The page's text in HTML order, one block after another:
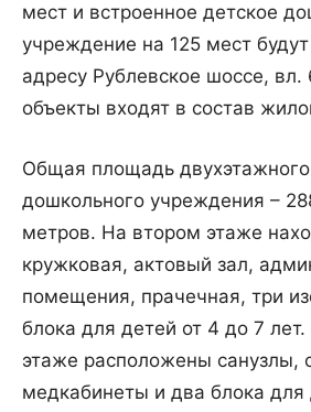
мест и встроенное детское
учреждение на 125 мест
адресу Рублевское шоссе,
объекты входят в состав
Общая площадь двухэтажного
дошкольного учреждения –
метров. На втором этаже
кружковая, актовый зал,
помещения, прачечная, три
блока для детей от 4 до 7
этаже расположены санузлы,
медкабинеты и два блока для